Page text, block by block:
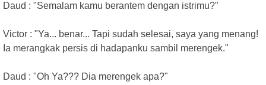
Daud : "Semalam kamu berantem dengan istrimu?"
Victor : "Ya... benar... Tapi sudah selesai, saya yang menang!
Ia merangkak persis di hadapanku sambil merengek."
Daud : "Oh Ya??? Dia merengek apa?"